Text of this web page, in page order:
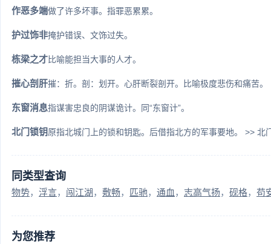
作恶多端做了许多坏事。指罪恶累累。
护过饰非掩护错误、文饰过失。
栋梁之才比喻能担当大事的人才。
摧心剖肝摧：折。剖：划开。心肝断裂剖开。比喻极度悲伤和痛苦。
东窗消息指谋害忠良的阴谋诡计。同“东窗计”。
北门锁钥原指北城门上的锁和钥匙。后借指北方的军事要地。 >> 北
同类型查询
物势 浮言 闯江湖 敷畅 匹驰 通血 志高气扬 砚格 苟
为您推荐